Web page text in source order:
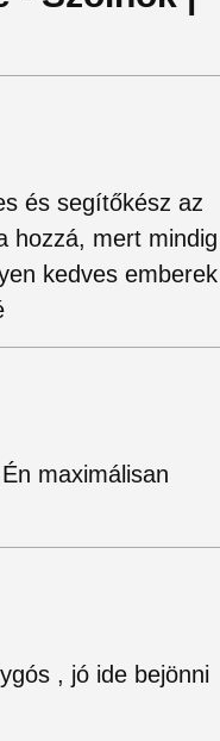
és segítőkész az
hozzá, mert mindig
kedves emberek
maximálisan
, jó ide bejönni